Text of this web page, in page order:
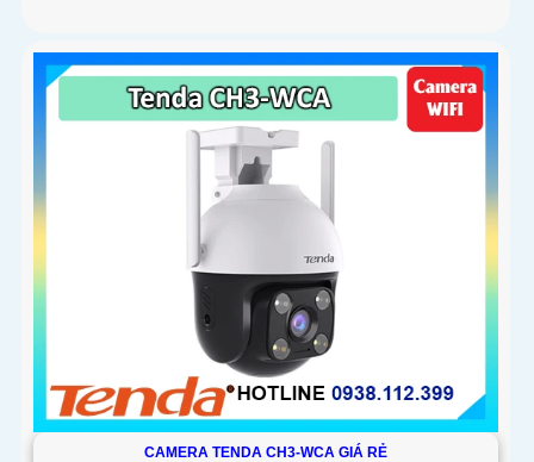
CAMERA TENDA CH3-WCA GIÁ RẺ